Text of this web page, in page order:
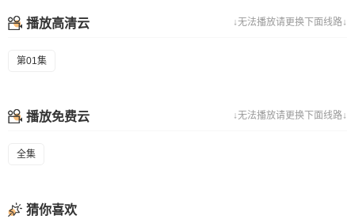
↓无法播放请更换下面线路↓
播放高清云
第01集
↓无法播放请更换下面线路↓
播放免费云
全集
猜你喜欢